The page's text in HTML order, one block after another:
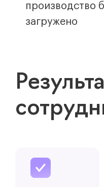
производство
загружено